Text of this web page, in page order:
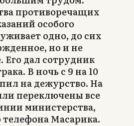
противоречащих
особого
одно, до сих
но и не
Его дал сотрудник
В ночь с 9 на 10
на дежурство. На
переключены все
министерства,
Масарика.